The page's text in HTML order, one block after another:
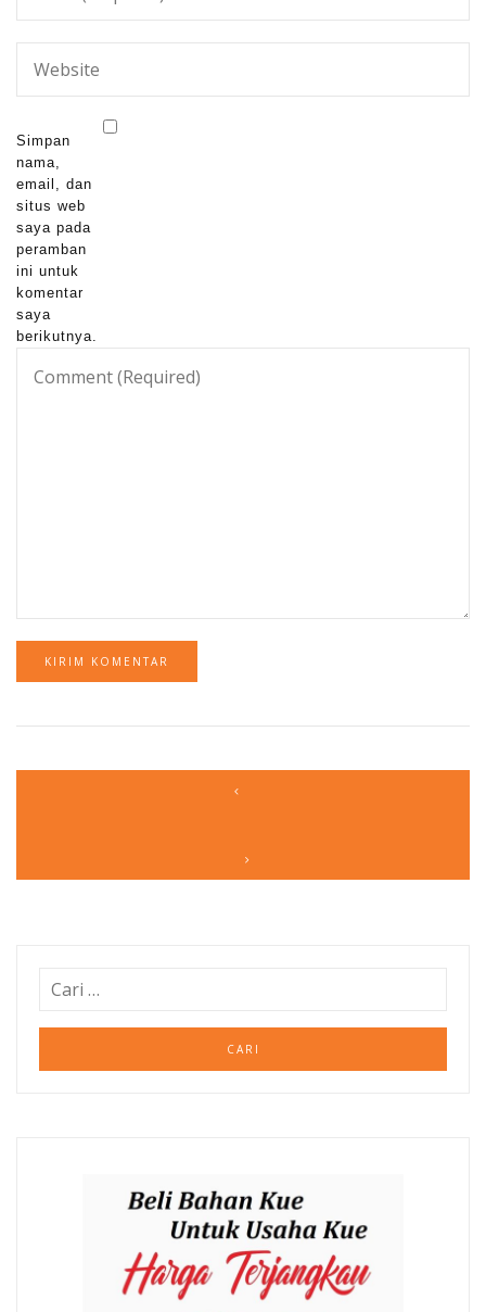
Simpan
nama,
email, dan
situs web
saya pada
peramban
ini untuk
komentar
saya
berikutnya.